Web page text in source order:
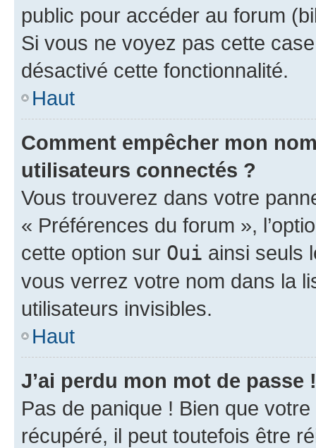
public pour accéder au forum
Si vous ne voyez pas cette
désactivé cette fonctionnalité.
Haut
Comment empêcher mon
utilisateurs connectés ?
Vous trouverez dans votre
« Préférences du forum »,
cette option sur Oui ainsi seuls
vous verrez votre nom dans la
utilisateurs invisibles.
Haut
J’ai perdu mon mot de passe !
Pas de panique ! Bien que
récupéré, il peut toutefois être